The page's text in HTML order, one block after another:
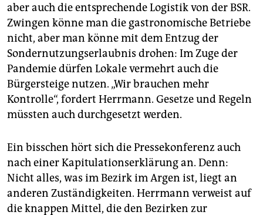
aber auch die entsprechende Logistik von der BSR.
Zwingen könne man die gastronomische Betriebe
nicht, aber man könne mit dem Entzug der
Sondernutzungserlaubnis drohen: Im Zuge der
Pandemie dürfen Lokale vermehrt auch die
Bürgersteige nutzen. „Wir brauchen mehr
Kontrolle“, fordert Herrmann. Gesetze und Regeln
müssten auch durchgesetzt werden.
Ein bisschen hört sich die Pressekonferenz auch
nach einer Kapitulationserklärung an. Denn:
Nicht alles, was im Bezirk im Argen ist, liegt an
anderen Zuständigkeiten. Herrmann verweist auf
die knappen Mittel, die den Bezirken zur